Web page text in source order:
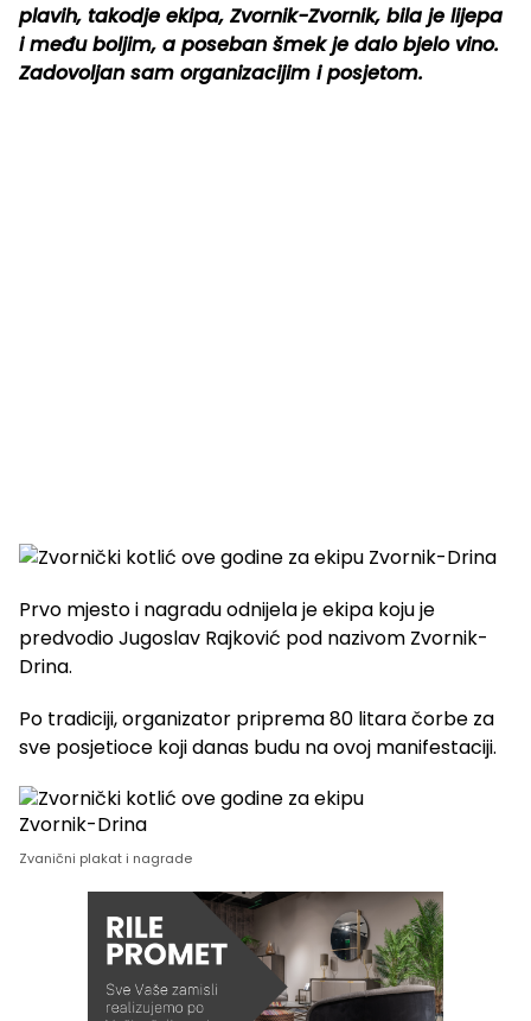
plavih, takodje ekipa, Zvornik-Zvornik, bila je lijepa
i među boljim, a poseban šmek je dalo bjelo vino.
Zadovoljan sam organizacijim i posjetom.
Prvo mjesto i nagradu odnijela je ekipa koju je
predvodio Jugoslav Rajković pod nazivom Zvornik-
Drina.
Po tradiciji, organizator priprema 80 litara čorbe za
sve posjetioce koji danas budu na ovoj manifestaciji.
Zvanični plakat i nagrade